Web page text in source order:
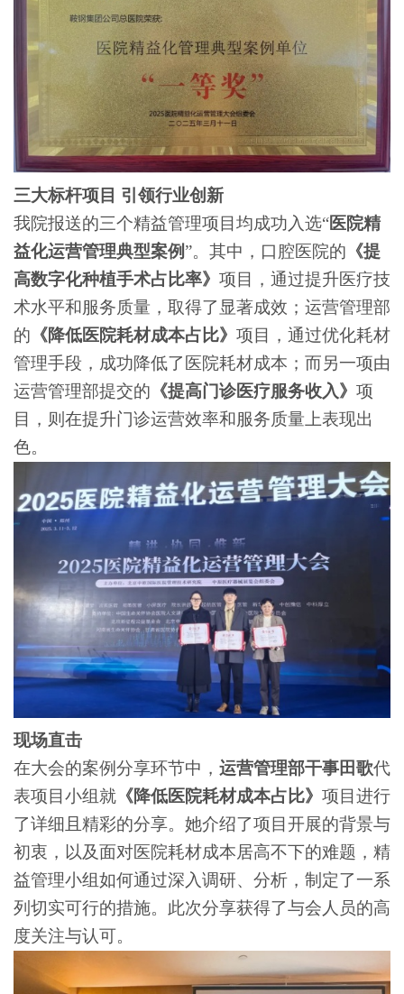
三大标杆项目 引领行业创新
我院报送的三个精益管理项目均成功入选“医院精
益化运营管理典型案例”。其中，口腔医院的 《提
高数字化种植手术占比率》 项目，通过提升医疗技
术水平和服务质量，取得了显著成效；运营管理部
的 《降低医院耗材成本占比》 项目，通过优化耗材
管理手段，成功降低了医院耗材成本；而另一项由
运营管理部提交的 《提高门诊医疗服务收入》 项
目，则在提升门诊运营效率和服务质量上表现出
色。
现场直击
在大会的案例分享环节中， 运营管理部干事田歌代
表项目小组就 《降低医院耗材成本占比》 项目进行
了详细且精彩的分享。她介绍了项目开展的背景与
初衷，以及面对医院耗材成本居高不下的难题，精
益管理小组如何通过深入调研、分析，制定了一系
列切实可行的措施。此次分享获得了与会人员的高
度关注与认可。